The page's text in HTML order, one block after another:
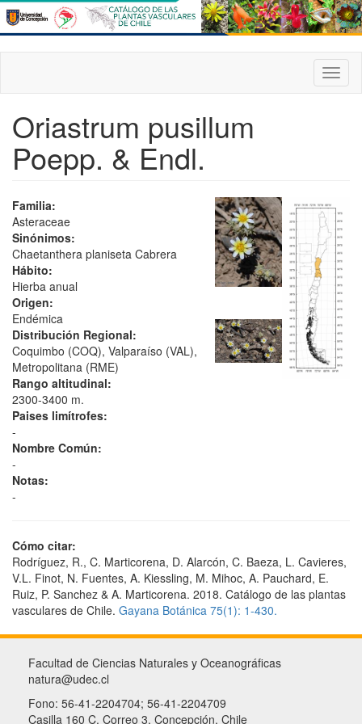
Pasar
al
contenido
principal
Oriastrum pusillum
Poepp. & Endl.
Familia:
Asteraceae
Sinónimos:
Chaetanthera planiseta Cabrera
Hábito:
Hierba anual
Origen:
Endémica
Distribución Regional:
Coquimbo (COQ), Valparaíso (VAL),
Metropolitana (RME)
Rango altitudinal:
2300-3400 m.
Paises limítrofes:
-
Nombre Común:
-
Notas:
-
Cómo citar:
Rodríguez, R., C. Marticorena, D. Alarcón, C. Baeza, L. Cavieres,
V.L. Finot, N. Fuentes, A. Kiessling, M. Mihoc, A. Pauchard, E.
Ruiz, P. Sanchez & A. Marticorena. 2018. Catálogo de las plantas
vasculares de Chile. Gayana Botánica 75(1): 1-430.
Facultad de Ciencias Naturales y Oceanográficas
natura@udec.cl
Fono: 56-41-2204704; 56-41-2204709
Casilla 160 C, Correo 3, Concepción, Chile